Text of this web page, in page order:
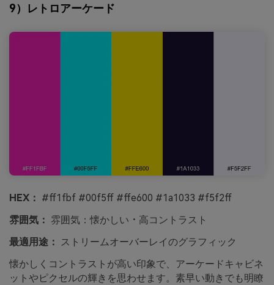
9）レトロアーケード
HEX： #ff1fbf #00f5ff #ffe600 #1a1033 #f5f2ff
雰囲気： 雰囲気：懐かしい・高コントラスト
最適用途： ストリームオーバーレイのグラフィック
懐かしくコントラストが高い印象で、アーケードキャビネ
ットやピクセルの輝きを思わせます。素早い動きでも明瞭